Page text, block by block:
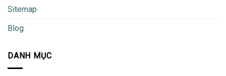
Sitemap
Blog
DANH MỤC